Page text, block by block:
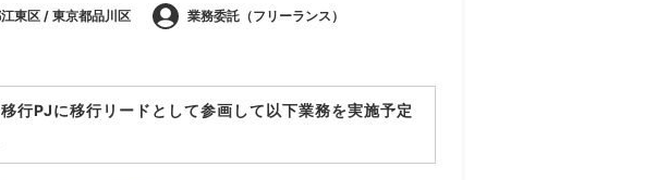
東区 / 東京都品川区 業務委託（フリーランス）
行PJに移行リードとして参画して以下業務を実施予定
移行対策の立案